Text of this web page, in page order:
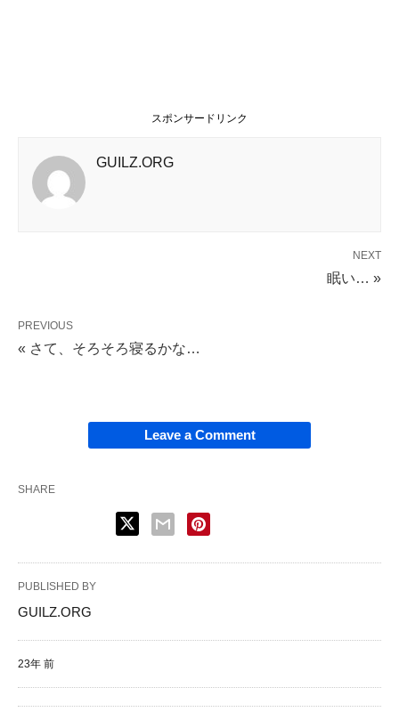
スポンサードリンク
GUILZ.ORG
NEXT
眠い… »
PREVIOUS
« さて、そろそろ寝るかな…
Leave a Comment
SHARE
PUBLISHED BY
GUILZ.ORG
23年 前